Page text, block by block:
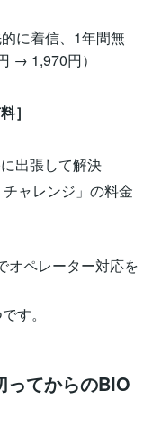
に着信、1年間無
→ 1,970円）
］
出張して解決
ャレンジ」の料金
オペレーター対応を
す。
ってからのBIO